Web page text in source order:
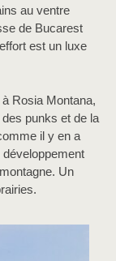
au ventre
de Bucarest
est un luxe
Rosia Montana,
punks et de la
il y en a
Un